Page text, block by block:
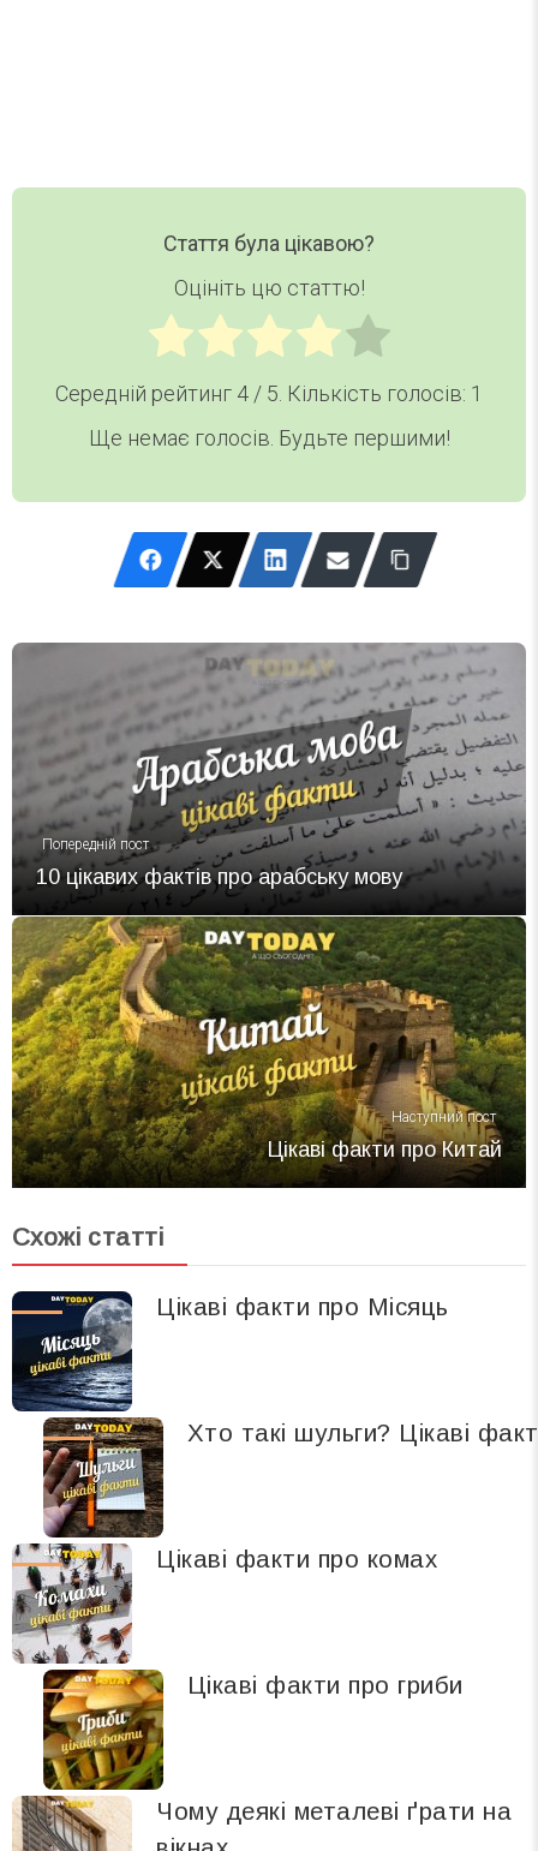
Стаття була цікавою?
Оцініть цю статтю!
Середній рейтинг 4 / 5. Кількість голосів: 1
Ще немає голосів. Будьте першими!
Попередній пост
10 цікавих фактів про арабську мову
Наступний пост
Цікаві факти про Китай
Схожі статті
Цікаві факти про Місяць
Хто такі шульги? Цікаві
Цікаві факти про комах
Цікаві факти про гриби
Чому деякі металеві ґрати на